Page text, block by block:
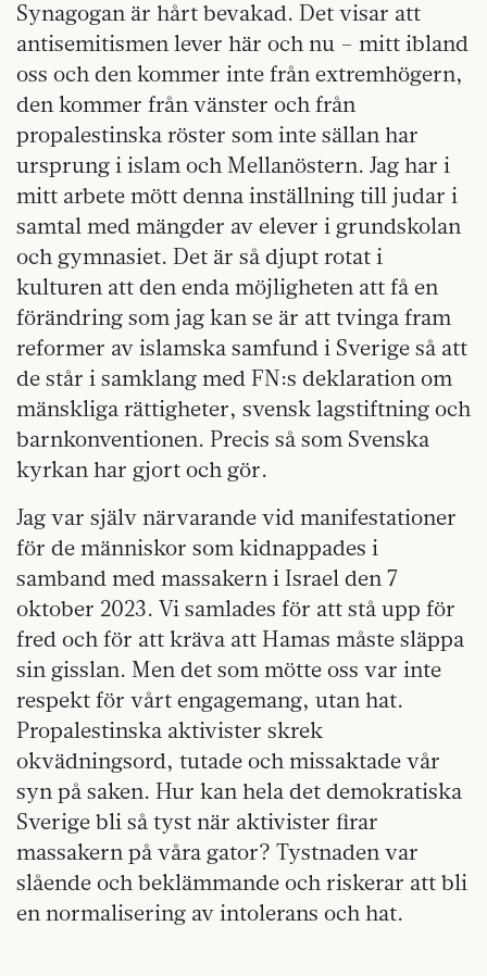
Synagogan är hårt bevakad. Det visar att
antisemitismen lever här och nu – mitt ibland
oss och den kommer inte från extremhögern,
den kommer från vänster och från
propalestinska röster som inte sällan har
ursprung i islam och Mellanöstern. Jag har i
mitt arbete mött denna inställning till judar i
samtal med mängder av elever i grundskolan
och gymnasiet. Det är så djupt rotat i
kulturen att den enda möjligheten att få en
förändring som jag kan se är att tvinga fram
reformer av islamska samfund i Sverige så att
de står i samklang med FN:s deklaration om
mänskliga rättigheter, svensk lagstiftning och
barnkonventionen. Precis så som Svenska
kyrkan har gjort och gör.
Jag var själv närvarande vid manifestationer
för de människor som kidnappades i
samband med massakern i Israel den 7
oktober 2023. Vi samlades för att stå upp för
fred och för att kräva att Hamas måste släppa
sin gisslan. Men det som mötte oss var inte
respekt för vårt engagemang, utan hat.
Propalestinska aktivister skrek
okvädningsord, tutade och missaktade vår
syn på saken. Hur kan hela det demokratiska
Sverige bli så tyst när aktivister firar
massakern på våra gator? Tystnaden var
slående och beklämmande och riskerar att bli
en normalisering av intolerans och hat.